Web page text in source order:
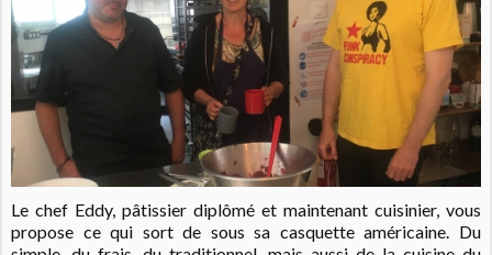
Le chef Eddy, pâtissier diplômé et maintenant cuisinier, vous
propose ce qui sort de sous sa casquette américaine. Du